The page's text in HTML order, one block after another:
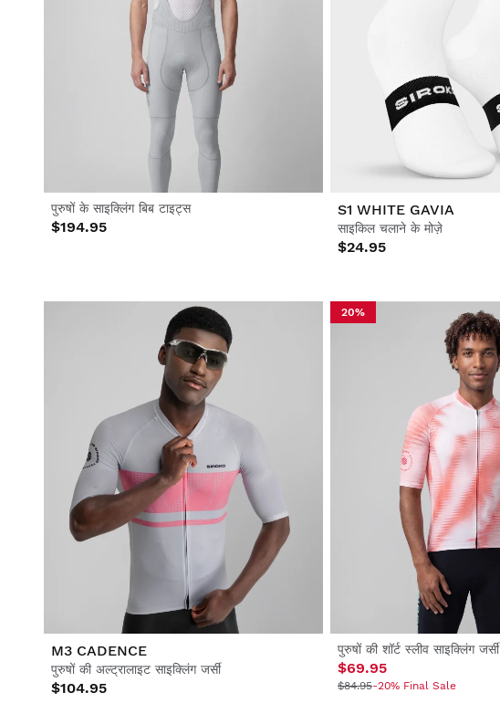
पुरुषों के साइक्लिंग बिब टाइट्स
$194.95
S1 WHITE GAVIA
साइकिल चलाने के मोज़े
$24.95
M3 CADENCE
पुरुषों की अल्ट्रालाइट साइक्लिंग जर्सी
$104.95
20%
पुरुषों की शॉर्ट स्लीव साइक्लिंग जर्सी
$69.95
$84.95-20% Final Sale